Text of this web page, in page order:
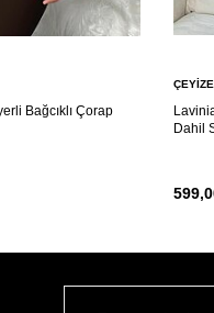
Bağcıklı Çorap
Dahil